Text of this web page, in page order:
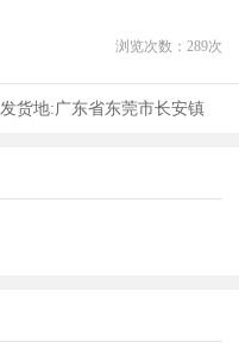
浏览次数： 289次
发货地:广东省东莞市长安镇